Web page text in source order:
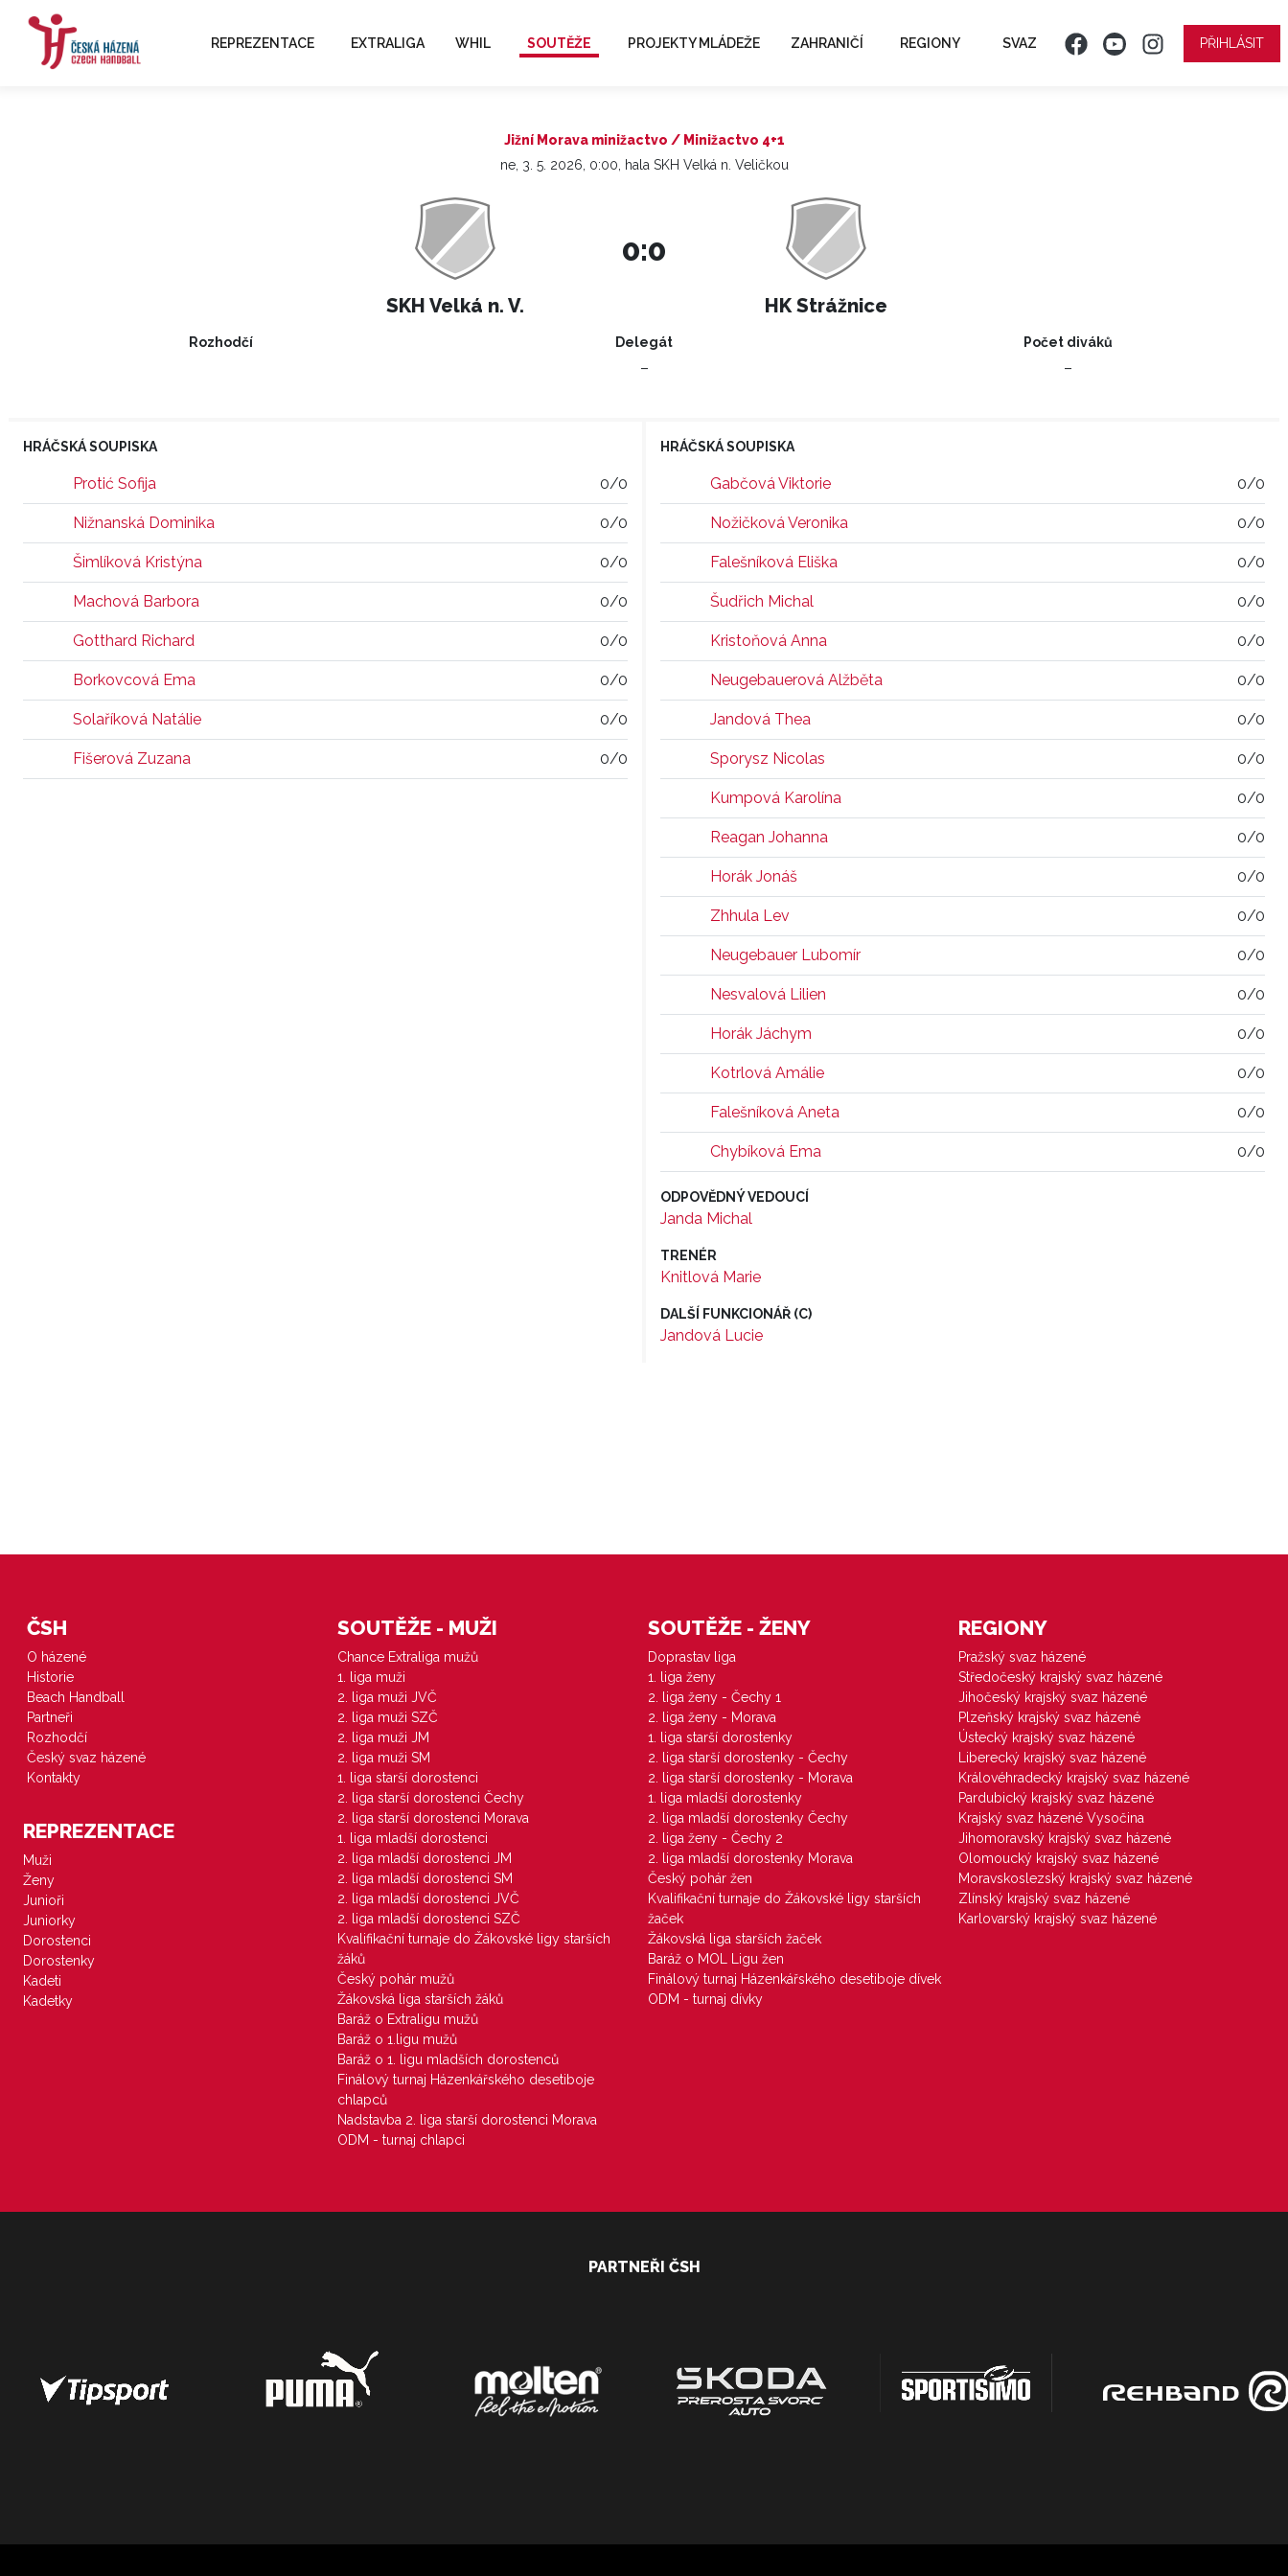
REPREZENTACE EXTRALIGA WHIL SOUTĚŽE PROJEKTY MLÁDEŽE ZAHRANIČÍ REGIONY SVAZ PŘIHLÁSIT
Jižní Morava minižactvo / Minižactvo 4+1
ne, 3. 5. 2026, 0:00, hala SKH Velká n. Veličkou
SKH Velká n. V.
0:0
HK Strážnice
Rozhodčí Delegát
–
Počet diváků
–
HRÁČSKÁ SOUPISKA
Protić Sofija 0/0
Nižnanská Dominika 0/0
Šimlíková Kristýna 0/0
Machová Barbora 0/0
Gotthard Richard 0/0
Borkovcová Ema 0/0
Solaříková Natálie 0/0
Fišerová Zuzana 0/0
HRÁČSKÁ SOUPISKA
Gabčová Viktorie 0/0
Nožičková Veronika 0/0
Falešníková Eliška 0/0
Šudřich Michal 0/0
Kristoňová Anna 0/0
Neugebauerová Alžběta 0/0
Jandová Thea 0/0
Sporysz Nicolas 0/0
Kumpová Karolína 0/0
Reagan Johanna 0/0
Horák Jonáš 0/0
Zhhula Lev 0/0
Neugebauer Lubomír 0/0
Nesvalová Lilien 0/0
Horák Jáchym 0/0
Kotrlová Amálie 0/0
Falešníková Aneta 0/0
Chybíková Ema 0/0
ODPOVĚDNÝ VEDOUCÍ
Janda Michal
TRENÉR
Knitlová Marie
DALŠÍ FUNKCIONÁŘ (C)
Jandová Lucie
ČSH
O házené
Historie
Beach Handball
Partneři
Rozhodčí
Český svaz házené
Kontakty
REPREZENTACE
Muži
Ženy
Junioři
Juniorky
Dorostenci
Dorostenky
Kadeti
Kadetky
SOUTĚŽE - MUŽI
Chance Extraliga mužů
1. liga muži
2. liga muži JVČ
2. liga muži SZČ
2. liga muži JM
2. liga muži SM
1. liga starší dorostenci
2. liga starší dorostenci Čechy
2. liga starší dorostenci Morava
1. liga mladší dorostenci
2. liga mladší dorostenci JM
2. liga mladší dorostenci SM
2. liga mladší dorostenci JVČ
2. liga mladší dorostenci SZČ
Kvalifikační turnaje do Žákovské ligy starších
žáků
Český pohár mužů
Žákovská liga starších žáků
Baráž o Extraligu mužů
Baráž o 1.ligu mužů
Baráž o 1. ligu mladších dorostenců
Finálový turnaj Házenkářského desetiboje
chlapců
Nadstavba 2. liga starší dorostenci Morava
ODM - turnaj chlapci
SOUTĚŽE - ŽENY
Doprastav liga
1. liga ženy
2. liga ženy - Čechy 1
2. liga ženy - Morava
1. liga starší dorostenky
2. liga starší dorostenky - Čechy
2. liga starší dorostenky - Morava
1. liga mladší dorostenky
2. liga mladší dorostenky Čechy
2. liga ženy - Čechy 2
2. liga mladší dorostenky Morava
Český pohár žen
Kvalifikační turnaje do Žákovské ligy starších
žaček
Žákovská liga starších žaček
Baráž o MOL Ligu žen
Finálový turnaj Házenkářského desetiboje dívek
ODM - turnaj dívky
REGIONY
Pražský svaz házené
Středočeský krajský svaz házené
Jihočeský krajský svaz házené
Plzeňský krajský svaz házené
Ústecký krajský svaz házené
Liberecký krajský svaz házené
Královéhradecký krajský svaz házené
Pardubický krajský svaz házené
Krajský svaz házené Vysočina
Jihomoravský krajský svaz házené
Olomoucký krajský svaz házené
Moravskoslezský krajský svaz házené
Zlínský krajský svaz házené
Karlovarský krajský svaz házené
PARTNEŘI ČSH